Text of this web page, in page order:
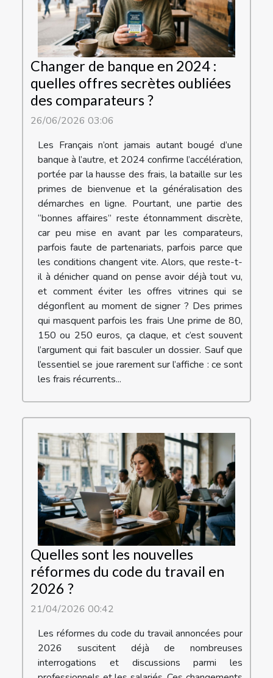
Changer de banque en 2024 :
quelles offres secrètes oubliées
des comparateurs ?
26/06/2026 03:06
Les Français n’ont jamais autant bougé d’une
banque à l’autre, et 2024 confirme l’accélération,
portée par la hausse des frais, la bataille sur les
primes de bienvenue et la généralisation des
démarches en ligne. Pourtant, une partie des
“bonnes affaires” reste étonnamment discrète,
car peu mise en avant par les comparateurs,
parfois faute de partenariats, parfois parce que
les conditions changent vite. Alors, que reste-t-
il à dénicher quand on pense avoir déjà tout vu,
et comment éviter les offres vitrines qui se
dégonflent au moment de signer ? Des primes
qui masquent parfois les frais Une prime de 80,
150 ou 250 euros, ça claque, et c’est souvent
l’argument qui fait basculer un dossier. Sauf que
l’essentiel se joue rarement sur l’affiche : ce sont
les frais récurrents...
Quelles sont les nouvelles
réformes du code du travail en
2026 ?
21/04/2026 00:42
Les réformes du code du travail annoncées pour
2026 suscitent déjà de nombreuses
interrogations et discussions parmi les